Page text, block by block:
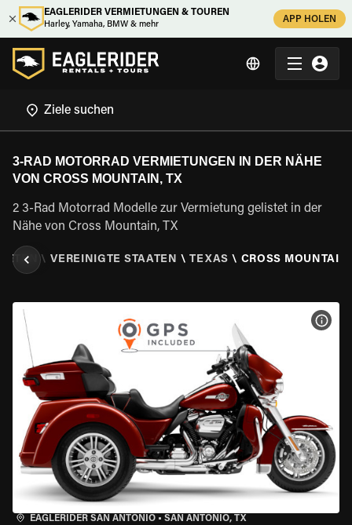
EAGLERIDER VERMIETUNGEN & TOUREN
Harley, Yamaha, BMW & mehr
APP HOLEN
3-RAD MOTORRAD VERMIETUNGEN IN DER NÄHE
VON CROSS MOUNTAIN, TX
2 3-Rad Motorrad Modelle zur Vermietung gelistet in der
Nähe von Cross Mountain, TX
\ VEREINIGTE STAATEN \ TEXAS \ CROSS
EAGLERIDER SAN ANTONIO • SAN ANTONIO, TX